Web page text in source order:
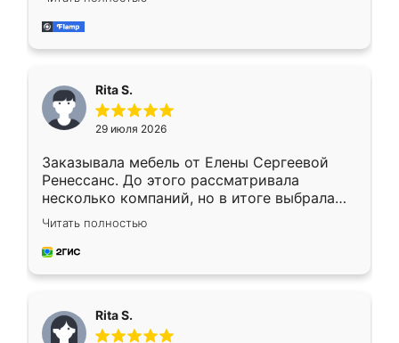
довольны работой. Спасибо Ренессанс
мебель за качественную работу!
Rita S.
29 июля 2026
Заказывала мебель от Елены Сергеевой
Ренессанс. До этого рассматривала
несколько компаний, но в итоге выбрала
эту. Сначала обговорили условия, потом
приехал замерщик, всё спокойно объяснил
и снял размеры. Изготовили в срок, с
каких-либо доработок. Качеством осталась
Читать полностью
Rita S.